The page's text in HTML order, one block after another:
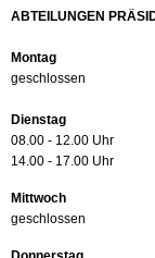
ABTEILUNGEN
Montag
geschlossen
Dienstag
08.00 - 12.00 Uhr
14.00 - 17.00 Uhr
Mittwoch
geschlossen